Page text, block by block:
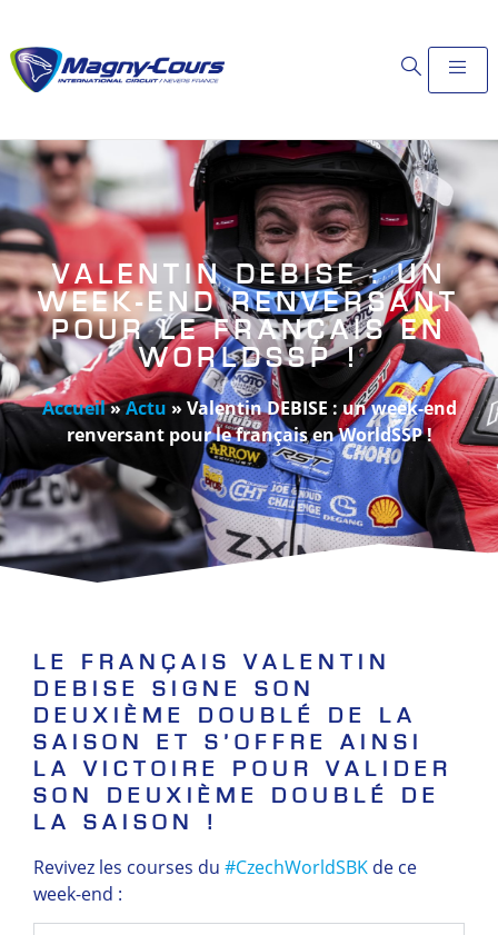
VALENTIN DEBISE : UN
WEEK-END RENVERSANT
POUR LE FRANÇAIS EN
WORLDSSP !
Accueil»Actu » Valentin DEBISE : un week-end
renversant pour le français en WorldSSP !
LE FRANÇAIS VALENTIN
DEBISE SIGNE SON
DEUXIÈME DOUBLÉ DE LA
SAISON ET S’OFFRE AINSI
LA VICTOIRE POUR VALIDER
SON DEUXIÈME DOUBLÉ DE
LA SAISON !
Revivez les courses du #CzechWorldSBK de ce
week-end :